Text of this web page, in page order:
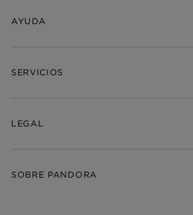
AYUDA
SERVICIOS
LEGAL
SOBRE PANDORA